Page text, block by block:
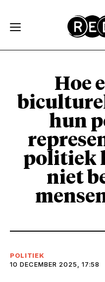
Hoe
hun
politiek
niet
POLITIEK
10 DECEMBER 2025, 17:58